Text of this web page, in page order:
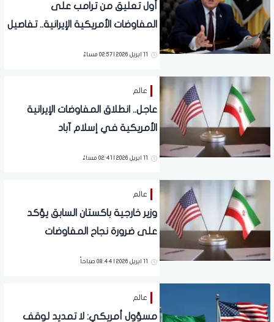
أول تعليق من ترامب على
المفاوضات الأمريكية الإيرانية.. تفاصيل
11 ابريل 2026 | 02:57 مساءً
عالم
عاجل.. انطلاق المفاوضات الإيرانية
الأمريكية في إسلام آباد
11 ابريل 2026 | 02:41 مساءً
عالم
وزير خارجية باكستان السابق يؤكد
على ضرورة نجاح المفاوضات
11 ابريل 2026 | 08:44 صباحاً
عالم
مسؤول أمريكي: لا تمديد لوقف